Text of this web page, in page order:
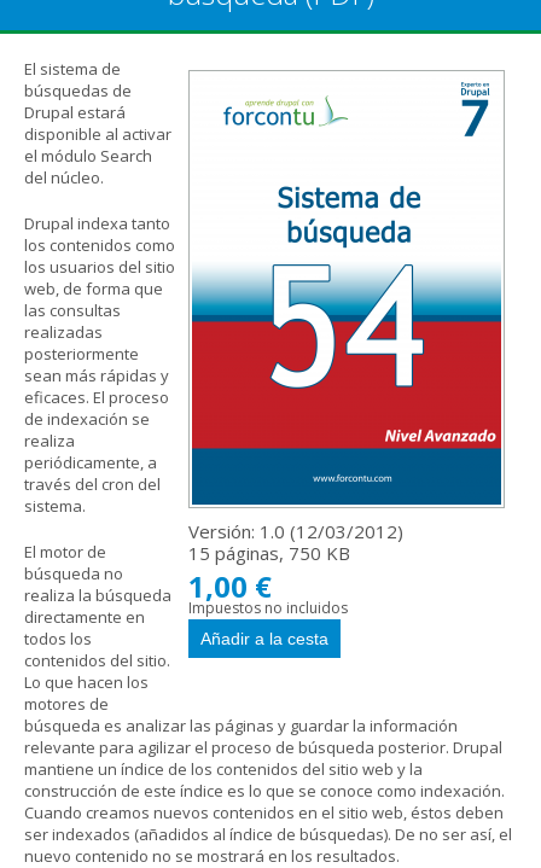
Versión: 1.0 (12/03/2012)
15 páginas, 750 KB
1,00 €
Impuestos no incluidos
El sistema de
búsquedas de
Drupal estará
disponible al activar
el módulo Search
del núcleo.
Drupal indexa tanto
los contenidos como
los usuarios del sitio
web, de forma que
las consultas
realizadas
posteriormente
sean más rápidas y
eficaces. El proceso
de indexación se
realiza
periódicamente, a
través del cron del
sistema.
El motor de
búsqueda no
realiza la búsqueda
directamente en
todos los
contenidos del sitio.
Lo que hacen los
motores de
búsqueda es analizar las páginas y guardar la información
relevante para agilizar el proceso de búsqueda posterior. Drupal
mantiene un índice de los contenidos del sitio web y la
construcción de este índice es lo que se conoce como indexación.
Cuando creamos nuevos contenidos en el sitio web, éstos deben
ser indexados (añadidos al índice de búsquedas). De no ser así, el
nuevo contenido no se mostrará en los resultados.